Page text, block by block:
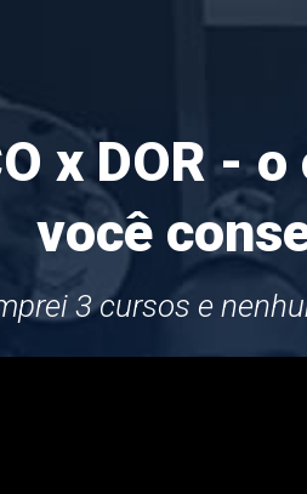
x DOR -
você
3 cursos e